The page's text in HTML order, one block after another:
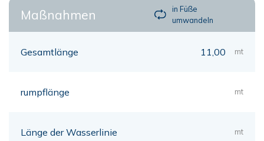
Maßnahmen
in Füße
umwandeln
Gesamtlänge 11,00 mt
rumpflänge mt
Länge der Wasserlinie mt